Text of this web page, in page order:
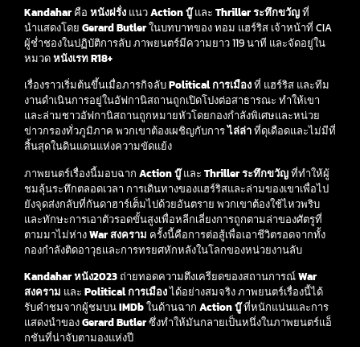
Kandaharคือ หนังฝรั่ง แนวAction บู๊และ Thriller ระทึกขวัญที่
นำแสดงโดย Gerard Butlerในบทบาทของ ทอม แฮร์ริส เจ้าหน้าที่ CIA
ผู้ช่ำชองในปฏิบัติการลับ ภาพยนตร์มีความยาว 119 นาที และจัดอยู่ใน
หมวดหนังเรท R18+
เรื่องราวเริ่มต้นขึ้นเมื่อภารกิจลับPolitical การเมืองที่ แฮร์ริส และทีม
งานดำเนินการอยู่ในอัฟกานิสถานถูกเปิดโปงต่อสาธารณะ ทำให้เขา
และล่ามชาวอัฟกานิสถานถูกหมายหัวโดยกองกำลังพิเศษและหน่วย
ข่าวกรองทั่วภูมิภาค พวกเขาต้องเผชิญกับการไล่ล่าที่ดุเดือดและไม่มีที่
สิ้นสุดในดินแดนแห่งความขัดแย้ง
ภาพยนตร์เรื่องนี้มอบฉาก Action บู๊และ Thriller ระทึกขวัญที่ทำให้ผู้
ชมลุ้นระทึกตลอดเวลา การเดินทางของแฮร์ริสและล่ามของเขาเพื่อไป
ยังจุดส่งกลับที่กันดาฮาร์เต็มไปด้วยอันตราย พวกเขาต้องใช้ไหวพริบ
และทักษะการเอาตัวรอดขั้นสูงเพื่อหลีกเลี่ยงการถูกตามล่าของศัตรูที่
ตามมาไม่ห่างWar สงคราม ครั้งนี้คือการต่อสู้เพื่อเอาชีวิตรอดจากทั้ง
กองกำลังติดอาวุธและการทรยศหักหลังในโลกของหน่วยงานลับ
Kandaharหนัง2023 ถ่ายทอดความตึงเครียดของสถานการณ์War
สงคราม และ Political การเมืองได้อย่างสมจริง ภาพยนตร์เรื่องนี้ได้
รับคำชมจากผู้ชมบนIMDbในด้านฉาก Action บู๊ที่หนักแน่นและการ
แสดงนำของGerard Butlerซึ่งทำให้มันกลายเป็นหนึ่งในภาพยนตร์แอ็
กชันที่น่าจับตามองแห่งปี